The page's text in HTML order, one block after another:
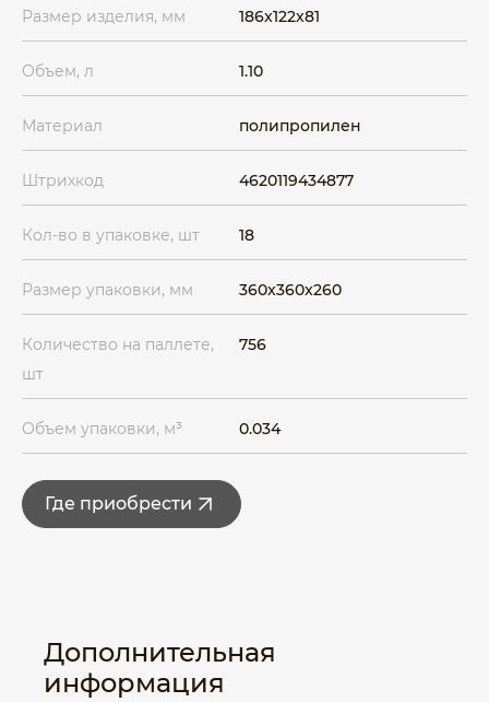
Размер изделия, мм 186x122x81
Объем, л 1.10
Материал полипропилен
Штрихкод 4620119434877
Кол-во в упаковке, шт 18
Размер упаковки, мм 360x360x260
Количество на паллете,
шт
756
Объем упаковки, м³ 0.034
Где приобрести
Дополнительная
информация